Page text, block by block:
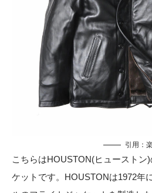
引用：
こちらはHOUSTON(ヒューストン
ケットです。HOUSTONは1972年